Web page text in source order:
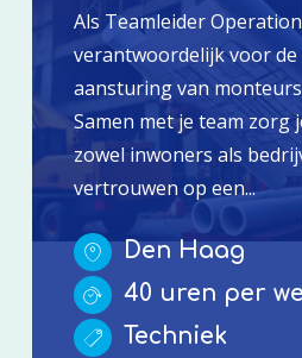
Als Teamleider
verantwoordelijk voor de
aansturing van
Samen met je team zorg
zowel inwoners als
vertrouwen op een...
Den Haag
40 uren per
Techniek